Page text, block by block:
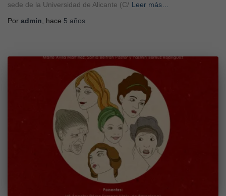
sede de la Universidad de Alicante (C/ Leer más…
Por admin, hace 5 años